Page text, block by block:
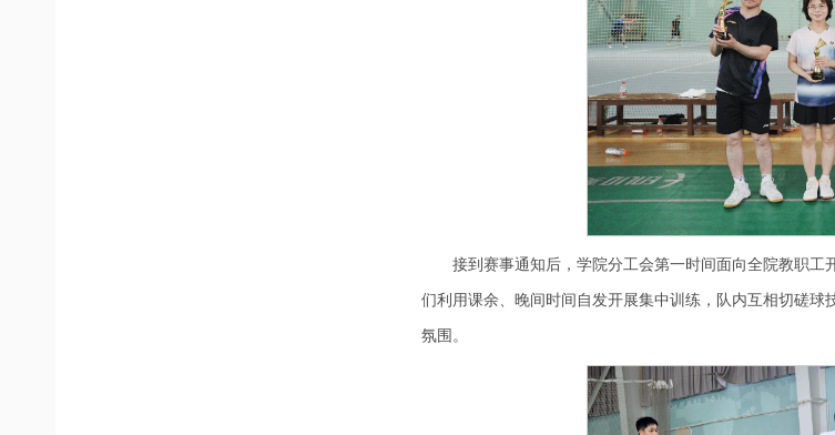
接到赛事通知后，学院分工会第一时间面向全院教职
们利用课余、晚间时间自发开展集中训练，队内互相切磋
氛围。